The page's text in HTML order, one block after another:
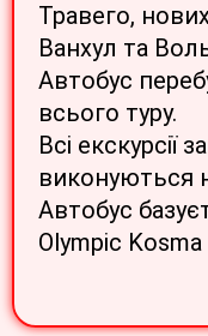
Травего,
Ванхул та
Автобус
всього туру.
Всі екскурсії
виконуються
Автобус
Olympic